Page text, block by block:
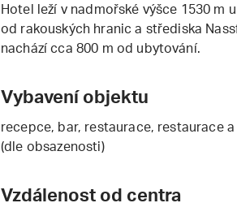
Hotel leží v nadmořské výšce 1530 m
od rakouských hranic a střediska
nachází cca 800 m od ubytování.
Vybavení objektu
recepce, bar, restaurace, restaurace
(dle obsazenosti)
Vzdálenost od centra